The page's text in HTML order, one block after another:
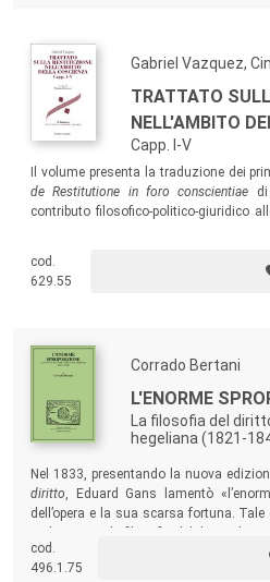
dell’umanità.
Gabriel Vazquez,
TRATTATO
NELL'AMBITO
Capp. I-V
Il volume presenta la traduzione dei
de Restitutione in foro conscientiae
contributo filosofico-politico-giuridico
giustizia. Il lavoro di traduzione di
particolarmente significativo per la
una delle molte anime della Seconda
cod.
629.55
Corrado Bertani
L'ENORME
La filosofia del
hegeliana (1821-
Nel 1833, presentando la nuova
diritto, Eduard Gans lamentò
dell’opera e la sua scarsa fortuna.
opere che vi s’ispirarono caddero
fino a oggi. Questo libro intende
cod.
496.1.75